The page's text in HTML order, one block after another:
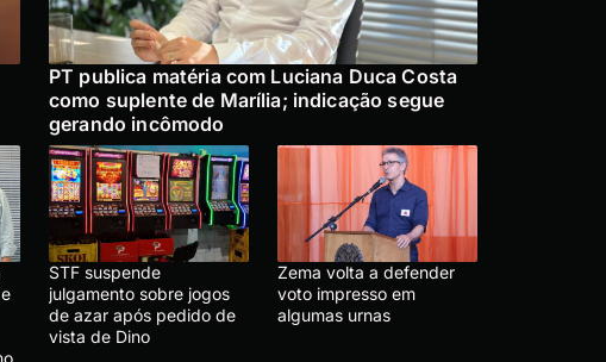
PT publica matéria com Luciana Duca Costa
como suplente de Marília; indicação segue
gerando incômodo
STF suspende
julgamento sobre jogos
de azar após pedido de
vista de Dino
Zema volta a defender
voto impresso em
algumas urnas